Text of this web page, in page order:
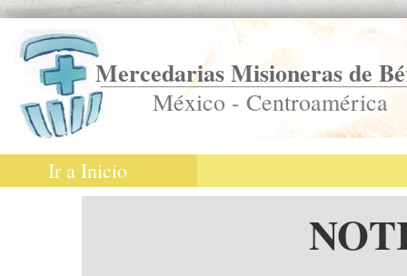
Mercedarias Misioneras de
México - Centroamérica
Ir a Inicio